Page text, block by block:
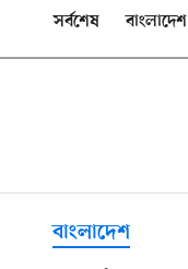
সর্বশেষ বাংলাদেশ
বাংলাদেশ